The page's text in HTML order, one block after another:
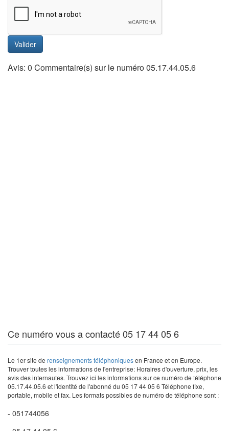
Valider
Avis: 0 Commentaire(s) sur le numéro 05.17.44.05.6
Ce numéro vous a contacté 05 17 44 05 6
Le 1er site de renseignements téléphoniquesen France et en Europe.
Trouver toutes les informations de l'entreprise: Horaires d'ouverture, prix, les
avis des internautes. Trouvez ici les informations sur ce numéro de téléphone
05.17.44.05.6 et l'identité de l'abonné du 05 17 44 05 6 Téléphone fixe,
portable, mobile et fax. Les formats possibles de numéro de téléphone sont :
- 051744056